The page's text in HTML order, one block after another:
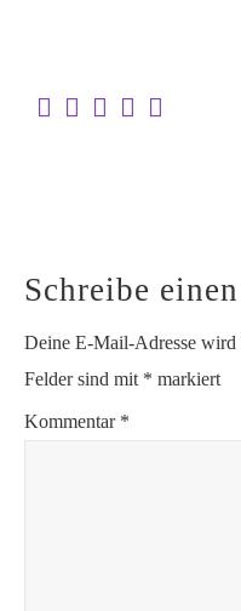
Schreibe
Deine E-Mail-Adresse
Felder sind mit * markiert
Kommentar *